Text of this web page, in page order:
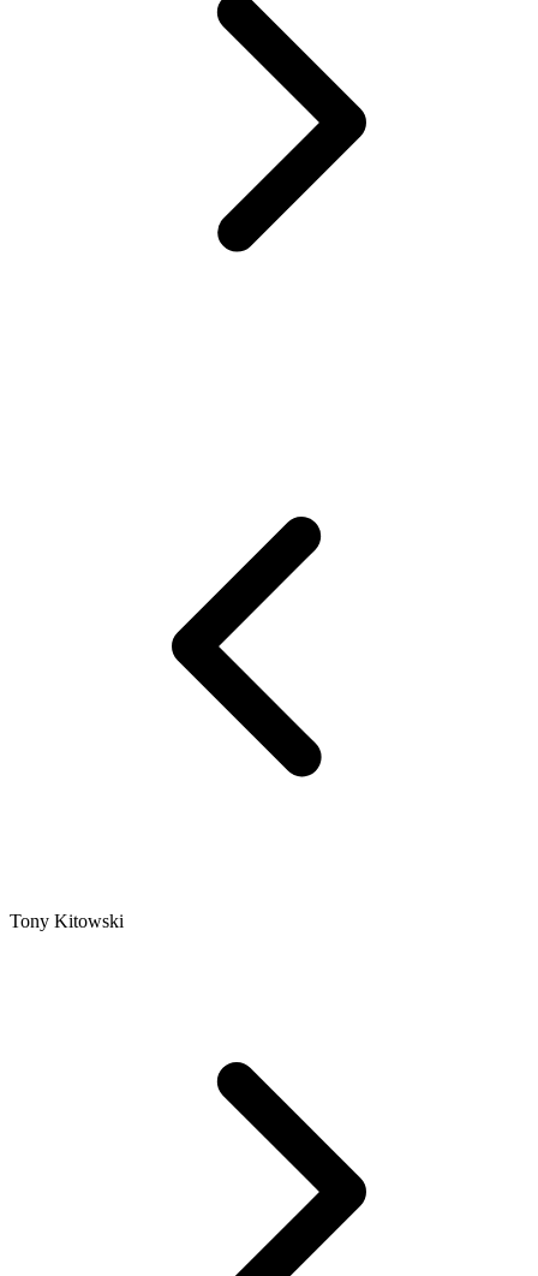
Tony Kitowski